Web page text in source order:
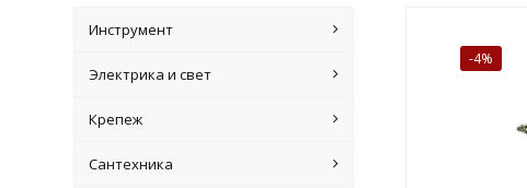
Инструмент
Электрика и свет
Крепеж
Сантехника
-4%